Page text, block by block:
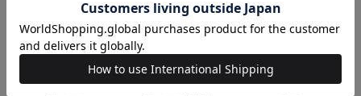
ビジュー釦ショート
ビッグ衿ニットトッ